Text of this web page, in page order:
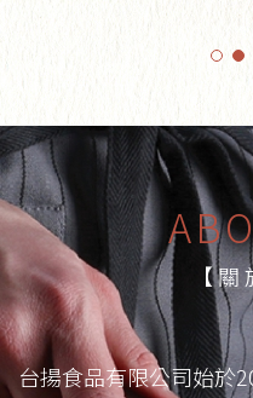
【
台揚食品有限公司始於